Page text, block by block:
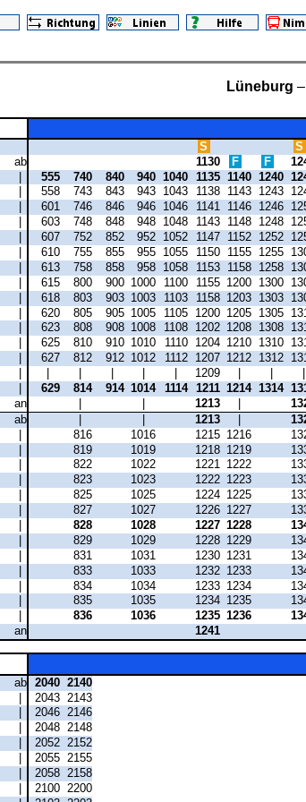
Lüneburg
S
S
ab 1130 F F
| 555 740 840 940 1040 1135 1140 1240
558 743 843 943 1043 1138 1143 1243
601 746 846 946 1046 1141 1146 1246
603 748 848 948 1048 1143 1148 1248
607 752 852 952 1052 1147 1152 1252
610 755 855 955 1055 1150 1155 1255
613 758 858 958 1058 1153 1158 1258
615 800 900 1000 1100 1155 1200 1300
| 618 803 903 1003 1103 1158 1203 1303
| 620 805 905 1005 1105 1200 1205 1305
623 808 908 1008 1108 1202 1208 1308
625 810 910 1010 1110 1204 1210 1310
627 812 912 1012 1112 1207 1212 1312
1209
629 814 914 1014 1114 1211 1214 1314
an 1213
ab 1213
| 816 1016 1215 1216
| 819 1019 1218 1219
822 1022 1221 1222
823 1023 1222 1223
825 1025 1224 1225
827 1027 1226 1227
828 1028 1227 1228
829 1029 1228 1229
831 1031 1230 1231
| 833 1033 1232 1233
| 834 1034 1233 1234
835 1035 1234 1235
836 1036 1235 1236
an 1241
ab 2040 2140
| 2043 2143
2046 2146
2048 2148
2052 2152
2055 2155
2058 2158
2100 2200